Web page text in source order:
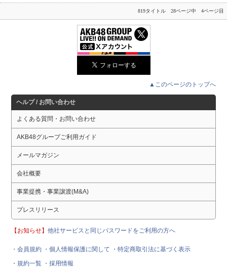
819タイトル 28ページ中 4ページ目
▲このページのトップへ
ヘルプ / お問い合わせ
よくある質問・お問い合わせ
AKB48グループご利用ガイド
メールマガジン
会社概要
事業提携・事業譲渡(M&A)
プレスリリース
【お知らせ】他社サービスと同じパスワードをご利用の方へ
・会員規約 ・個人情報保護に関して
・特定商取引法に基づく表示
・規約一覧 ・採用情報